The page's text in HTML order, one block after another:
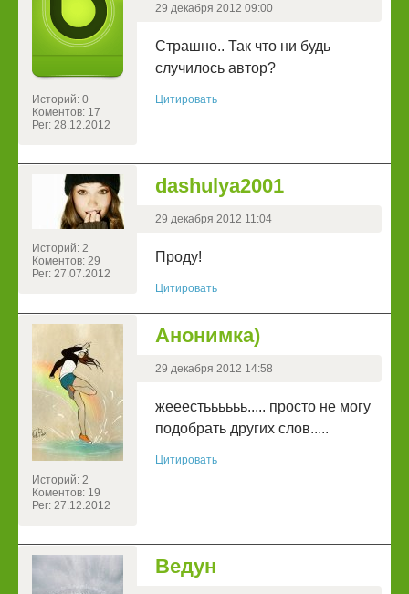
Историй: 0
Коментов: 17
Рег: 28.12.2012
29 декабря 2012 09:00
Страшно.. Так что ни будь
случилось автор?
Цитировать
Историй: 2
Коментов: 29
Рег: 27.07.2012
dashulya2001
29 декабря 2012 11:04
Проду!
Цитировать
Историй: 2
Коментов: 19
Рег: 27.12.2012
Анонимка)
29 декабря 2012 14:58
жееестьььььь..... просто не могу
подобрать других слов.....
Цитировать
Ведун